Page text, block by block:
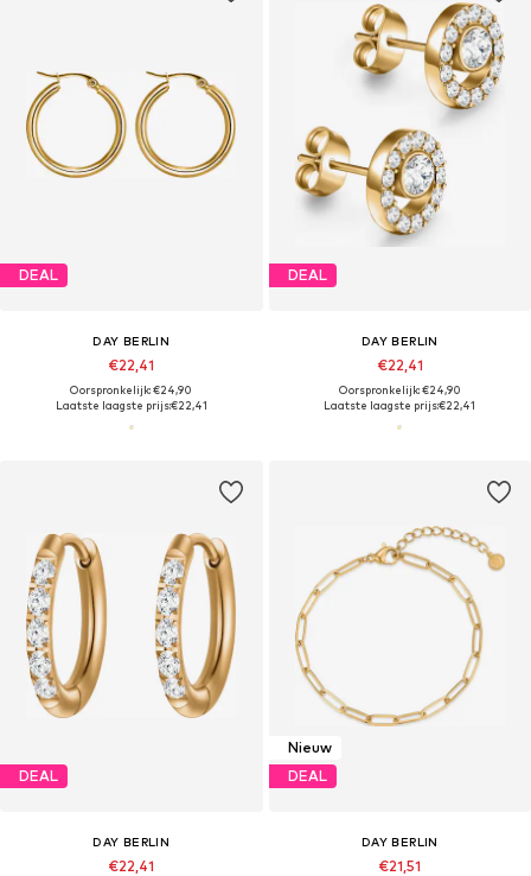
DEAL
DAY BERLIN
€22,41
Oorspronkelijk: €24,90
Laatste laagste prijs:€22,41
DEAL
DAY BERLIN
€22,41
Oorspronkelijk: €24,90
Laatste laagste prijs:€22,41
DEAL
DAY BERLIN
€22,41
Nieuw
DEAL
DAY BERLIN
€21,51